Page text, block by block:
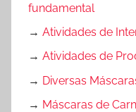
fundamental
→ Atividades de
→ Atividades de
→ Diversas
→ Máscaras de